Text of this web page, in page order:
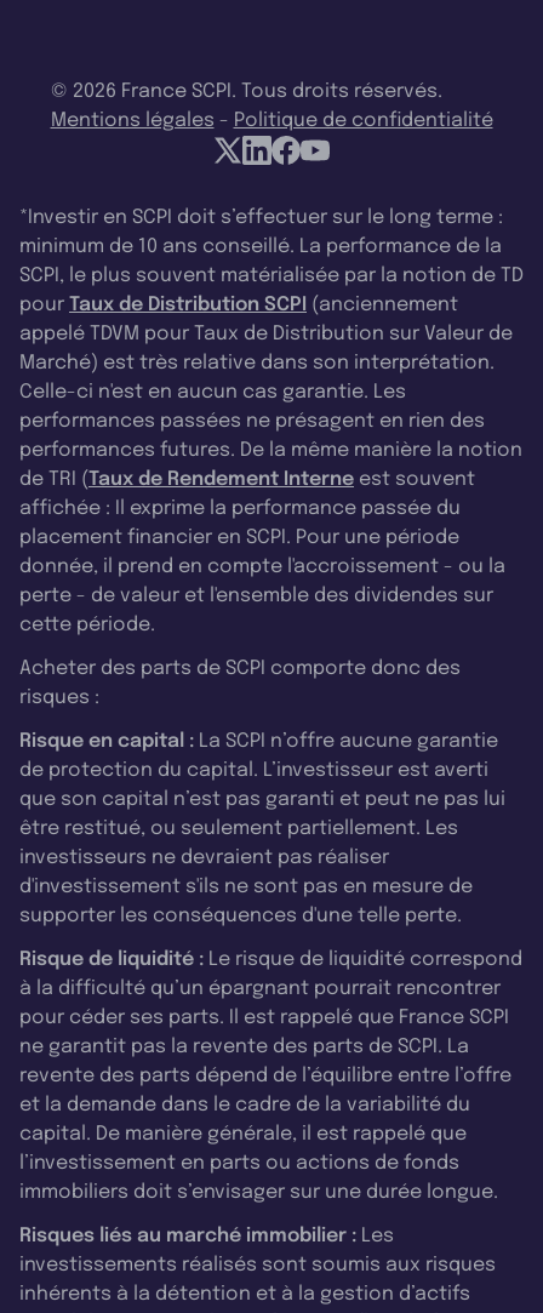
© 2026 France SCPI. Tous droits réservés.
Mentions légales - Politique de confidentialité
*Investir en SCPI doit s’effectuer sur le long terme :
minimum de 10 ans conseillé. La performance de la
SCPI, le plus souvent matérialisée par la notion de TD
pour Taux de Distribution SCPI (anciennement
appelé TDVM pour Taux de Distribution sur Valeur de
Marché) est très relative dans son interprétation.
Celle-ci n'est en aucun cas garantie. Les
performances passées ne présagent en rien des
performances futures. De la même manière la notion
de TRI (Taux de Rendement Interne est souvent
affichée : Il exprime la performance passée du
placement financier en SCPI. Pour une période
donnée, il prend en compte l'accroissement - ou la
perte - de valeur et l'ensemble des dividendes sur
cette période.
Acheter des parts de SCPI comporte donc des
risques :
Risque en capital : La SCPI n’offre aucune garantie
de protection du capital. L’investisseur est averti
que son capital n’est pas garanti et peut ne pas lui
être restitué, ou seulement partiellement. Les
investisseurs ne devraient pas réaliser
d'investissement s'ils ne sont pas en mesure de
supporter les conséquences d'une telle perte.
Risque de liquidité : Le risque de liquidité correspond
à la difficulté qu’un épargnant pourrait rencontrer
pour céder ses parts. Il est rappelé que France SCPI
ne garantit pas la revente des parts de SCPI. La
revente des parts dépend de l’équilibre entre l’offre
et la demande dans le cadre de la variabilité du
capital. De manière générale, il est rappelé que
l’investissement en parts ou actions de fonds
immobiliers doit s’envisager sur une durée longue.
Risques liés au marché immobilier : Les
investissements réalisés sont soumis aux risques
inhérents à la détention et à la gestion d’actifs